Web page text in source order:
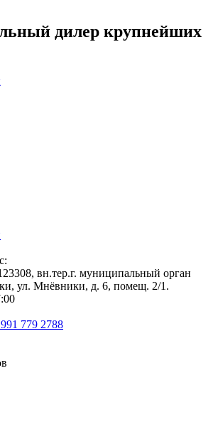
дилер крупнейших
вн.тер.г. муниципальный орган
ул. Мнёвники, д. 6, помещ. 2/1.
779 2788